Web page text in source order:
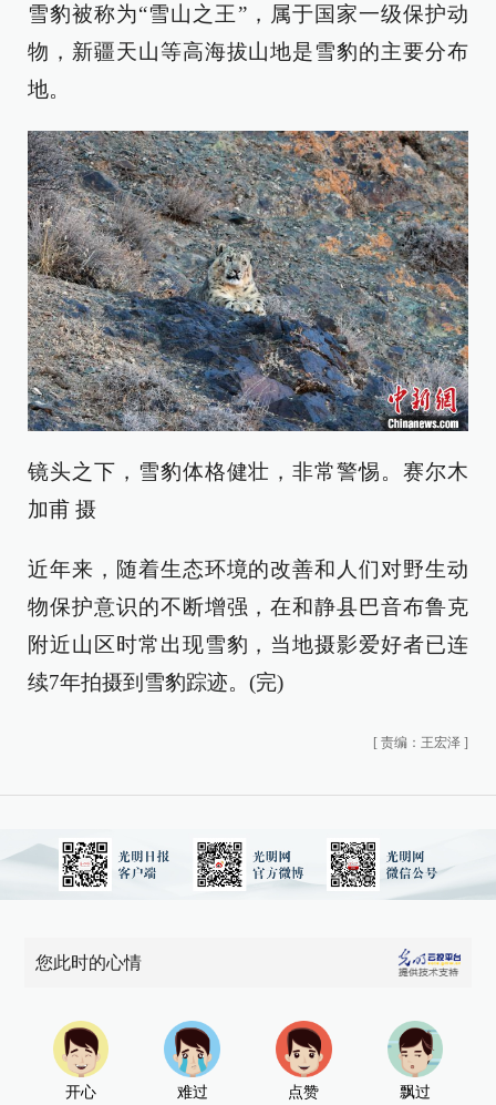
雪豹被称为“雪山之王”，属于国家一级保护动
物，新疆天山等高海拔山地是雪豹的主要分布
地。
镜头之下，雪豹体格健壮，非常警惕。赛尔木
加甫 摄
近年来，随着生态环境的改善和人们对野生动
物保护意识的不断增强，在和静县巴音布鲁克
附近山区时常出现雪豹，当地摄影爱好者已连
续7年拍摄到雪豹踪迹。(完)
[ 责编：王宏泽 ]
您此时的心情
开心 难过 点赞 飘过